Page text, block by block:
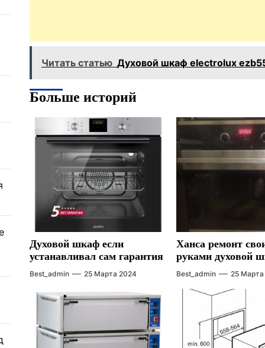
Читать статью Духовой шкаф electrolux
Больше историй
Духовой шкаф если
устанавливал сам гарантия
Best_admin 25 Марта 2024
Ханса ремонт
руками духовой
Best_admin 25